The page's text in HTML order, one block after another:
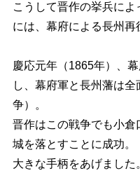
こうして晋作の挙兵に
には、幕府による長州再
慶応元年（1865年）、
し、幕府軍と長州藩は
争）。
晋作はこの戦争でも小
城を落とすことに成功。
大きな手柄をあげました